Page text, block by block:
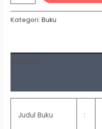
Kategori:Buku
Deskripsi
Judul Buku :